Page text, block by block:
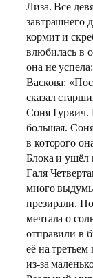
Лиза. Все
завтрашнего
кормит и
влюбилась в
она не
Васкова:
сказал
Соня Гурвич.
большая.
в которого
Блока и ушёл
Галя
много
презирали.
мечтала о
отправили в
её на
из-за